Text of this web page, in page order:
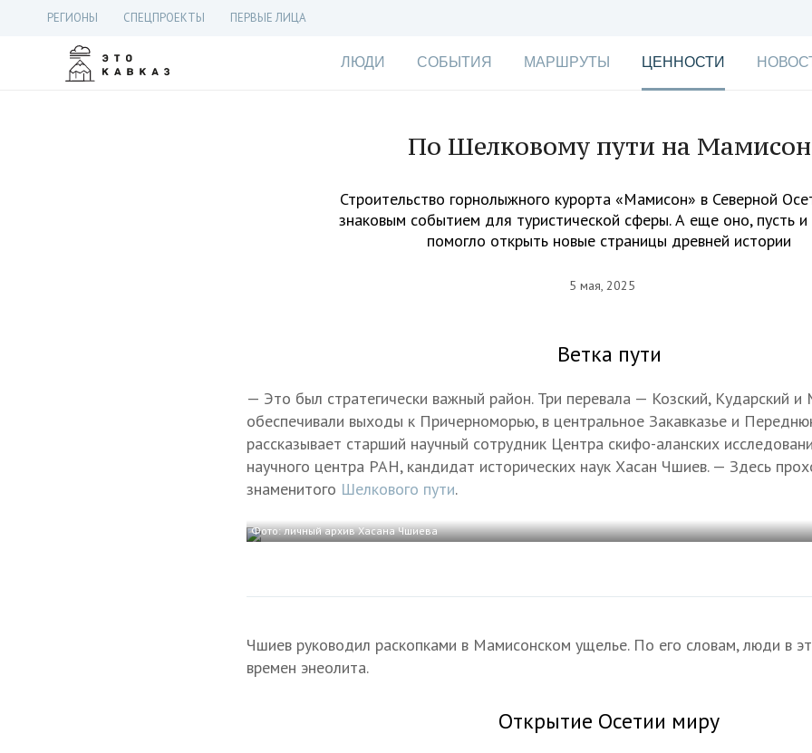
РЕГИОНЫ СПЕЦПРОЕКТЫ ПЕРВЫЕ ЛИЦА
ЛЮДИ СОБЫТИЯ МАРШРУТЫ ЦЕННОСТИ
По Шелковому пути на Мамисон
Строительство горнолыжного курорта «Мамисон» в Северной
знаковым событием для туристической сферы. А еще оно, пусть и
помогло открыть новые страницы древней истории
5 мая, 2025
Ветка пути
— Это был стратегически важный район. Три перевала — Козский, Кударский
обеспечивали выходы к Причерноморью, в центральное Закавказье и
рассказывает старший научный сотрудник Центра скифо-аланских
научного центра РАН, кандидат исторических наук Хасан Чшиев. — Здесь
знаменитого Шелкового пути.
Фото: личный архив Хасана Чшиева
Чшиев руководил раскопками в Мамисонском ущелье. По его словам, люди в
времен энеолита.
Открытие Осетии миру